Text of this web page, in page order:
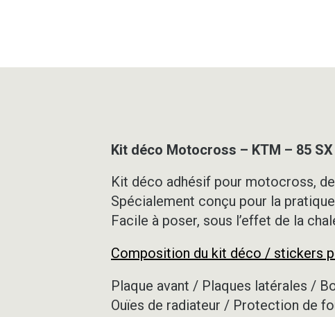
Kit déco Motocross – KTM – 85 SX
Kit déco adhésif pour motocross,
Spécialement conçu pour la
Facile à poser, sous l’effet de la
Composition du kit déco / stickers
Plaque avant / Plaques latérales /
Ouïes de radiateur / Protection de